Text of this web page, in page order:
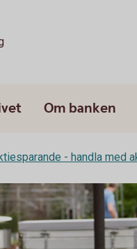
Om banken
- handla med